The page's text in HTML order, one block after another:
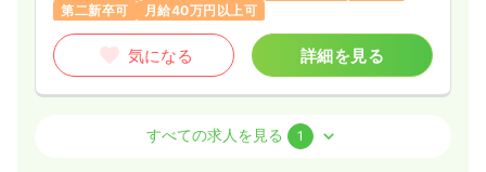
日祝休み
オンコールあり 月給33万円以上可
気になる 詳細を見る
オペ室(手術室)正看護師
第二新卒可
月給40万円以上可
気になる 詳細を見る
正・准看護師すべての求人を見る 1